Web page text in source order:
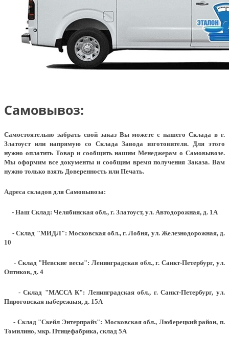
Самовывоз:
Самостоятельно забрать свой заказ Вы можете с нашего Склада в г.
Златоуст или напрямую со Склада Завода изготовителя. Для этого
нужно оплатить Товар и сообщить нашим Менеджерам о Самовывозе.
Мы оформим все документы и сообщим время получения Заказа. Вам
нужно только взять Доверенность или Печать.
Адреса складов для Самовывоза:
- Наш Склад: Челябинская обл., г. Златоуст, ул. Автодорожная, д. 1А
- Склад "МИДЛ": Московская обл., г. Лобня, ул. Железнодорожная, д.
10
- Склад "Невские весы": Ленинградская обл., г. Санкт-Петербург, ул.
Оптиков, д. 4
- Склад "МАССА К": Ленинградская обл., г. Санкт-Петербург, ул.
Пироговская набережная, д. 15А
- Склад "Скейл Энтерпрайз": Московская обл., Люберецкий район, п.
Томилино, мкр. Птицефабрика, склад 5А